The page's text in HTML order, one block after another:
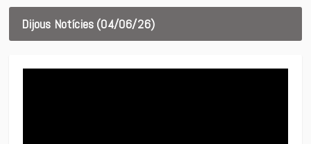
Dijous Notícies (04/06/26)